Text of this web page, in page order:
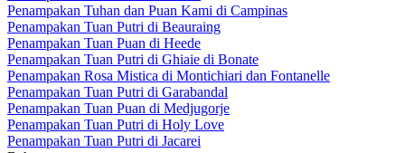
Penampakan Tuhan dan Puan Kami di Campinas
Penampakan Tuan Putri di Beauraing
Penampakan Tuan Puan di Heede
Penampakan Tuan Putri di Ghiaie di Bonate
Penampakan Rosa Mistica di Montichiari dan Fontanelle
Penampakan Tuan Putri di Garabandal
Penampakan Tuan Puan di Medjugorje
Penampakan Tuan Putri di Holy Love
Penampakan Tuan Putri di Jacarei